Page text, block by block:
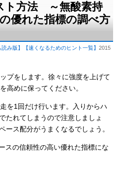
ト方法 ～無酸素持
優れた指標の調べ方
読み版】 【速くなるためのヒント一覧】 2015
プをします。徐々に強度を上げて
高めに保ってください。
を1回だけ行います。入りからハ
たれてしまうので注意しましょ
ース配分がうまくなるでしょう。
スの信頼性の高い優れた指標にな